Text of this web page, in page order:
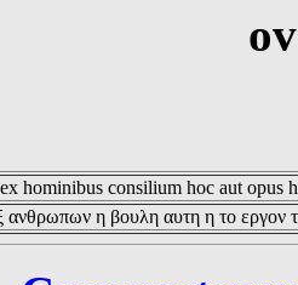
hominibus consilium hoc aut opus
ανθρωπων η βουλη αυτη η το εργον